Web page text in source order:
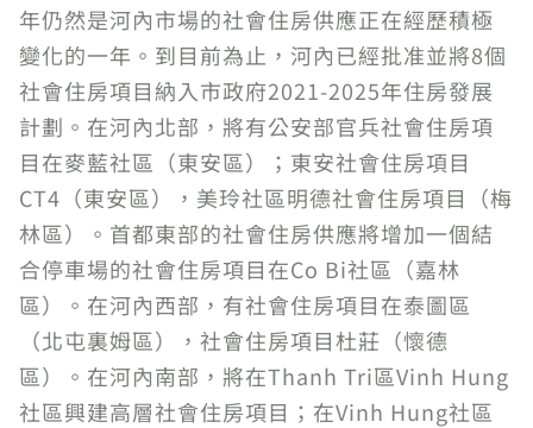
年仍然是河內市場的社會住房供應正在經歷積極
變化的一年。到目前為止，河內已經批准並將8個
社會住房項目納入市政府2021-2025年住房發展
計劃。在河內北部，將有公安部官兵社會住房項
目在麥藍社區（東安區）；東安社會住房項目
CT4（東安區），美玲社區明德社會住房項目（梅
林區）。首都東部的社會住房供應將增加一個結
合停車場的社會住房項目在Co Bi社區（嘉林
區）。在河內西部，有社會住房項目在泰圖區
（北屯裏姆區），社會住房項目杜莊（懷德
區）。在河內南部，將在Thanh Tri區Vinh Hung
社區興建高層社會住房項目；在Vinh Hung社區